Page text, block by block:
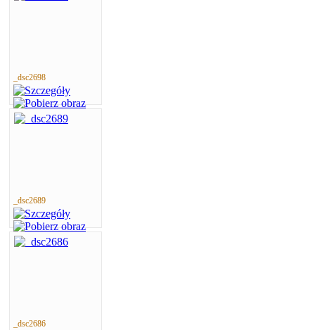
_dsc2698
_dsc2689
_dsc2686